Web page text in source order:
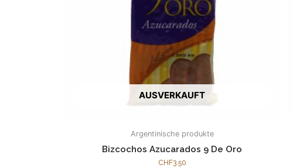
AUSVERKAUFT
Argentinische produkte
Bizcochos Azucarados 9 De Oro
CHF3.50